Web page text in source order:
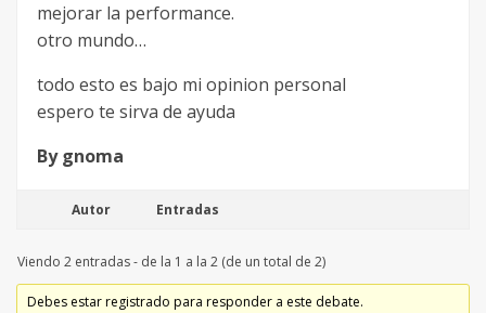
mejorar la performance.
otro mundo…
todo esto es bajo mi opinion personal
espero te sirva de ayuda
By gnoma
Autor Entradas
Viendo 2 entradas - de la 1 a la 2 (de un total de 2)
Debes estar registrado para responder a este debate.